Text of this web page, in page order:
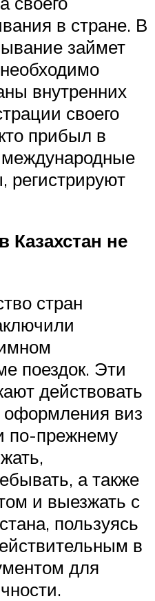
в стране. В
займет
внутренних
своего
прибыл в
международные
регистрируют
Казахстан не
стран
поездок. Эти
действовать
оформления виз
по-прежнему
а также
и выезжать с
пользуясь
в
для